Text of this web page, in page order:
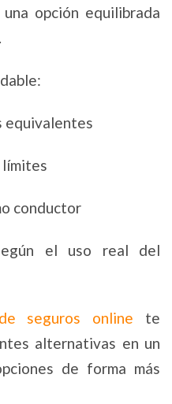
opción equilibrada
equivalentes
límites
conductor
el uso real del
seguros online te
alternativas en un
de forma más